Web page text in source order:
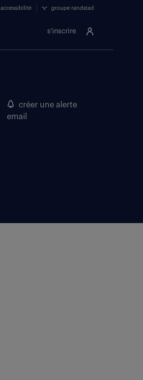
s'inscrire
accessibilité groupe randstad
créer une alerte
email